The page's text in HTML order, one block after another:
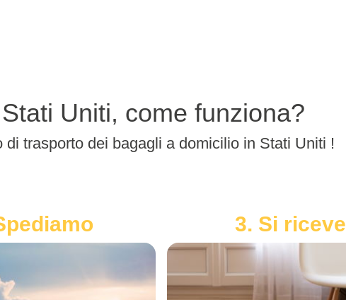
Uniti, come funziona?
trasporto dei bagagli a domicilio in Stati Uniti !
3. Si riceve